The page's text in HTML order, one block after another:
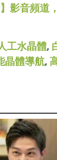
影音頻道
工水晶體,
晶體導航,